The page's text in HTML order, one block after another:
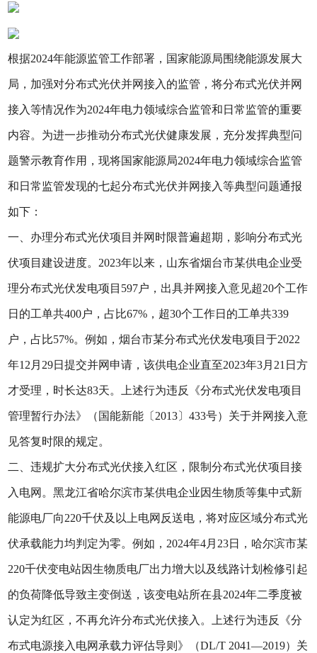
根据2024年能源监管工作部署，国家能源局围绕能源发展大
局，加强对分布式光伏并网接入的监管，将分布式光伏并网
接入等情况作为2024年电力领域综合监管和日常监管的重要
内容。为进一步推动分布式光伏健康发展，充分发挥典型问
题警示教育作用，现将国家能源局2024年电力领域综合监管
和日常监管发现的七起分布式光伏并网接入等典型问题通报
如下：
一、办理分布式光伏项目并网时限普遍超期，影响分布式光
伏项目建设进度。2023年以来，山东省烟台市某供电企业受
理分布式光伏发电项目597户，出具并网接入意见超20个工作
日的工单共400户，占比67%，超30个工作日的工单共339
户，占比57%。例如，烟台市某分布式光伏发电项目于2022
年12月29日提交并网申请，该供电企业直至2023年3月21日方
才受理，时长达83天。上述行为违反《分布式光伏发电项目
管理暂行办法》（国能新能〔2013〕433号）关于并网接入意
见答复时限的规定。
二、违规扩大分布式光伏接入红区，限制分布式光伏项目接
入电网。黑龙江省哈尔滨市某供电企业因生物质等集中式新
能源电厂向220千伏及以上电网反送电，将对应区域分布式光
伏承载能力均判定为零。例如，2024年4月23日，哈尔滨市某
220千伏变电站因生物质电厂出力增大以及线路计划检修引起
的负荷降低导致主变倒送，该变电站所在县2024年二季度被
认定为红区，不再允许分布式光伏接入。上述行为违反《分
布式电源接入电网承载力评估导则》（DL/T 2041—2019）关